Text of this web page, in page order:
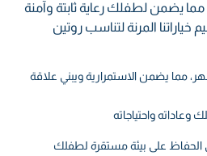
(4 أسابيع)، مما يضمن لطفلك رعاية ثابتة وآمنة
المرنة لتناسب روتين
مما يضمن الاستمرارية ويبني علاقة
وعاداته واحتياجاته
على بيئة مستقرة لطفلك